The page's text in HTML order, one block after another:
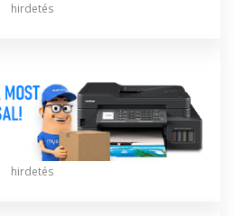
hirdetés
hirdetés